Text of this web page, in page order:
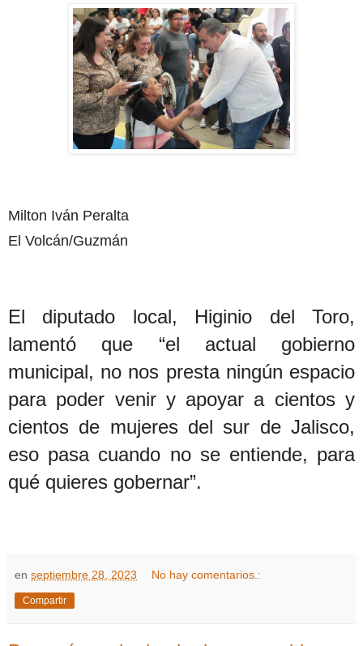
Milton Iván Peralta
El Volcán/Guzmán
El diputado local, Higinio del Toro,
lamentó que “el actual gobierno
municipal, no nos presta ningún espacio
para poder venir y apoyar a cientos y
cientos de mujeres del sur de Jalisco,
eso pasa cuando no se entiende, para
qué quieres gobernar”.
en septiembre 28, 2023 No hay comentarios.:
Compartir